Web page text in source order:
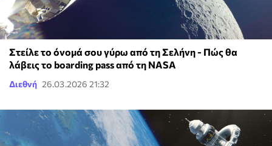
Στείλε το όνομά σου γύρω από τη Σελήνη - Πώς θα
λάβεις το boarding pass από τη NASA
Διεθνή 26.03.2026 21:32